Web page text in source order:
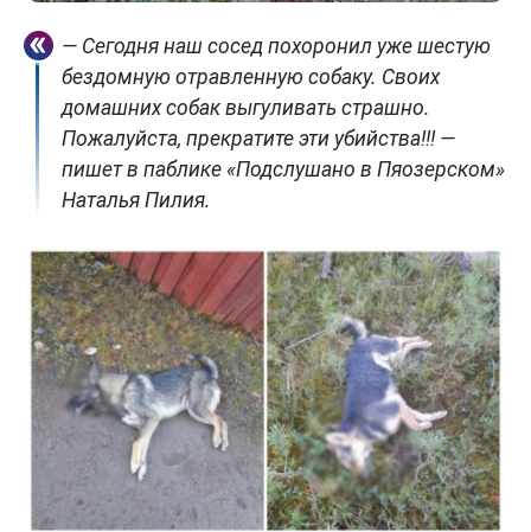
— Сегодня наш сосед похоронил уже шестую
бездомную отравленную собаку. Своих
домашних собак выгуливать страшно.
Пожалуйста, прекратите эти убийства!!! —
пишет в паблике «Подслушано в Пяозерском»
Наталья Пилия.